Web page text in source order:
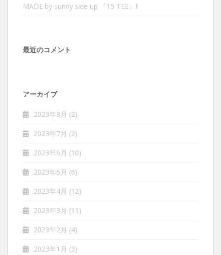
MADE by sunny side up 『15 TEE』‼︎
最近のコメント
アーカイブ
2023年8月 (2)
2023年7月 (2)
2023年6月 (10)
2023年5月 (6)
2023年4月 (12)
2023年3月 (11)
2023年2月 (4)
2023年1月 (3)